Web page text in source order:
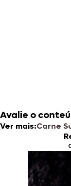
Avalie o
Ver mais:Carne